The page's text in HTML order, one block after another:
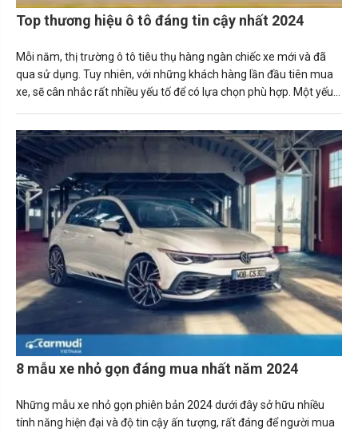
Top thương hiệu ô tô đáng tin cậy nhất 2024
Mỗi năm, thị trường ô tô tiêu thụ hàng ngàn chiếc xe mới và đã
qua sử dụng. Tuy nhiên, với những khách hàng lần đầu tiên mua
xe, sẽ cân nhắc rất nhiều yếu tố để có lựa chọn phù hợp. Một yếu
8 mẫu xe nhỏ gọn đáng mua nhất năm 2024
Những mẫu xe nhỏ gọn phiên bản 2024 dưới đây sở hữu nhiều
tính năng hiện đại và độ tin cậy ấn tượng, rất đáng để người mua